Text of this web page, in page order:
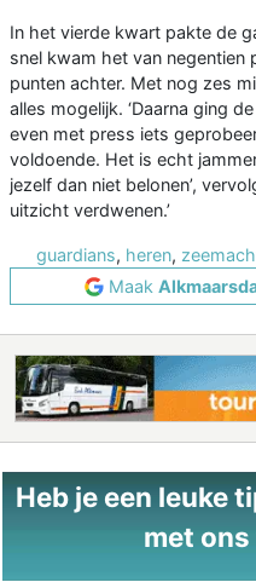
In het vierde kwart pakte de
snel kwam het van
punten achter. Met nog zes
alles mogelijk. ‘Daarna ging
even met press iets
voldoende. Het is echt
jezelf dan niet belonen’,
uitzicht verdwenen.’
guardians, heren,
Maak
Heb je een leuke
met